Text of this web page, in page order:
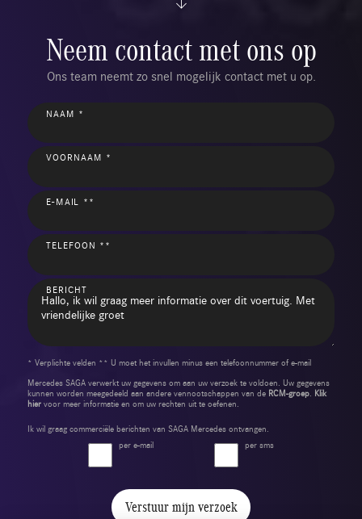
Neem contact met ons op
Ons team neemt zo snel mogelijk contact met u op.
NAAM *
VOORNAAM *
E-MAIL **
TELEFOON **
BERICHT
* Verplichte velden ** U moet het invullen minus een telefoonnummer of e-mail
Mercedes SAGA verwerkt uw gegevens om aan uw verzoek te voldoen. Uw gegevens
kunnen worden meegedeeld aan andere vennootschappen van de RCM-groep. Klik
hiervoor meer informatie en om uw rechten uit te oefenen.
Ik wil graag commerciële berichten van SAGA Mercedes ontvangen.
per e-mail
per sms
Verstuur mijn verzoek